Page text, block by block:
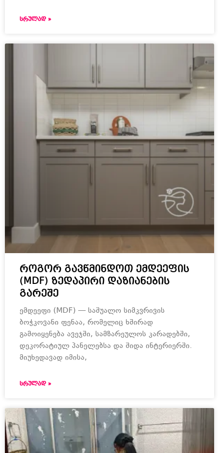
ᲡᲠᲣᲚᲐᲓ »
როგორ გავწმინდოთ ემდეეფის
(MDF) ზედაპირი დაზიანების
გარეშე
ემდეეფი (MDF) — საშუალო სიმკვრივის
ბოჭკოვანი ფენაა, რომელიც ხშირად
გამოიყენება ავეჯში, სამზარეულოს კარადებში,
დეკორატიულ პანელებსა და შიდა ინტერიერში.
მიუხედავად იმისა,
ᲡᲠᲣᲚᲐᲓ »